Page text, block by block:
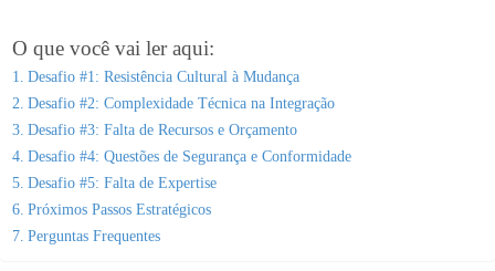
O que você vai ler aqui:
Desafio #1: Resistência Cultural à Mudança
Desafio #2: Complexidade Técnica na Integração
Desafio #3: Falta de Recursos e Orçamento
Desafio #4: Questões de Segurança e Conformidade
Desafio #5: Falta de Expertise
Próximos Passos Estratégicos
Perguntas Frequentes